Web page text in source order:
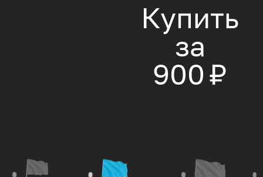
Купить
за
900 ₽